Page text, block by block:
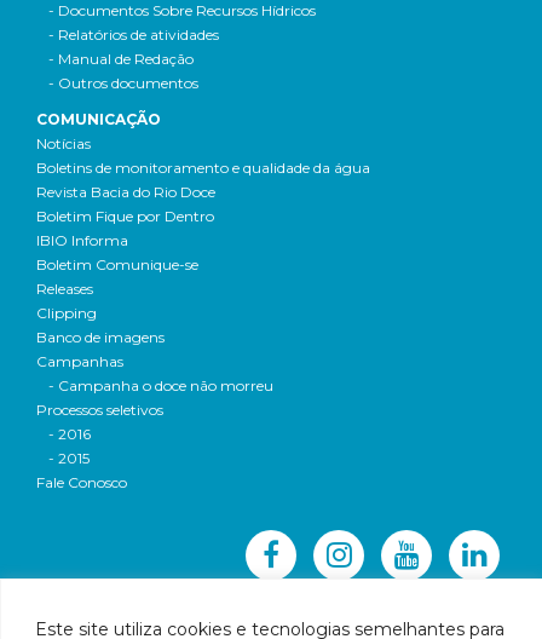
Este site utiliza cookies e tecnologias semelhantes para
- Documentos Sobre Recursos Hídricos
- Relatórios de atividades
- Manual de Redação
- Outros documentos
COMUNICAÇÃO
Notícias
Boletins de monitoramento e qualidade da água
Revista Bacia do Rio Doce
Boletim Fique por Dentro
IBIO Informa
Boletim Comunique-se
Releases
Clipping
Banco de imagens
Campanhas
- Campanha o doce não morreu
Processos seletivos
- 2016
- 2015
Fale Conosco